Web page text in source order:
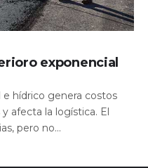
exponencial
hídrico genera costos
afecta la logística. El
pero no...